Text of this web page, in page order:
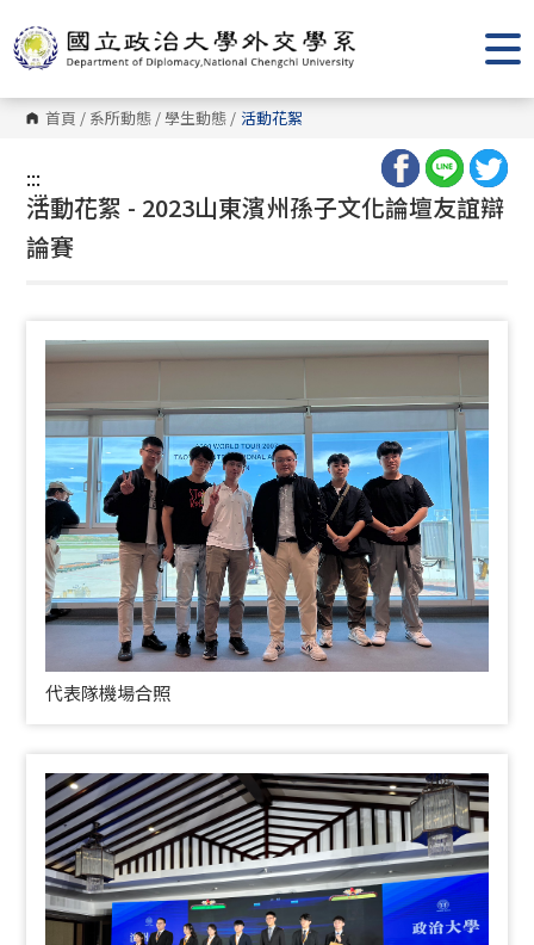
到
主
要
內
容
區 首頁 / 系所動態 /學生動態 / 活動花絮
:::
:::
活動花絮 - 2023山東濱州孫子文化論壇友誼辯
論賽
代表隊機場合照